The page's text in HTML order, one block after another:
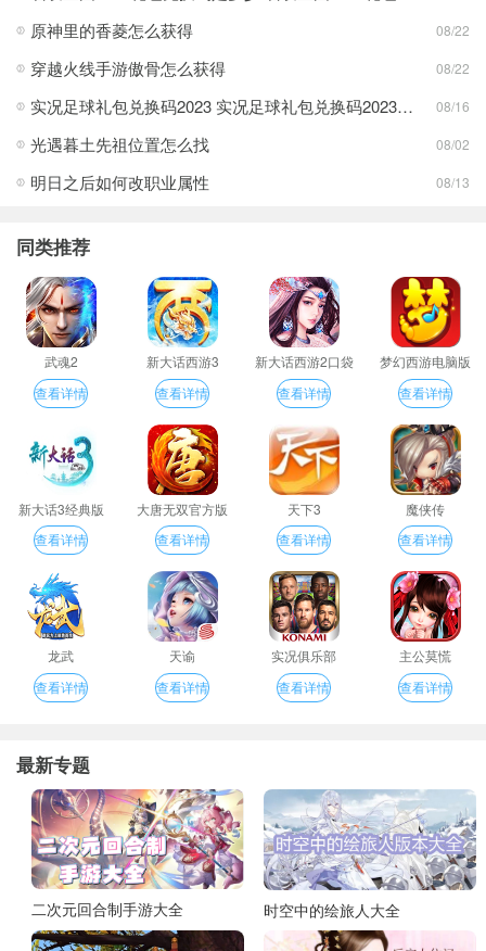
原神里的香菱怎么获得 08/22
穿越火线手游傲骨怎么获得 08/22
实况足球礼包兑换码2023 实况足球礼包兑换码2023最新一览 08/16
光遇暮土先祖位置怎么找 08/02
明日之后如何改职业属性 08/13
同类推荐
武魂2
查看详情
新大话西游3
查看详情
新大话西游2口袋
版
查看详情
梦幻西游电脑版
查看详情
新大话3经典版
查看详情
大唐无双官方版
查看详情
天下3
查看详情
魔侠传
查看详情
龙武
查看详情
天谕
查看详情
实况俱乐部
查看详情
主公莫慌
查看详情
最新专题
二次元回合制手游大全 时空中的绘旅人大全